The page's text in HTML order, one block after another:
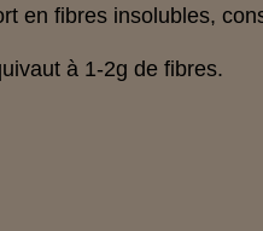
en fibres insolubles,
à 1-2g de fibres.